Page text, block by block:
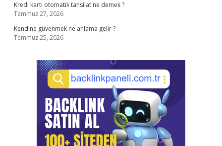
Kredi kartı otomatik tahsilat ne demek ?
Temmuz 27, 2026
Kendine güvenmek ne anlama gelir ?
Temmuz 25, 2026